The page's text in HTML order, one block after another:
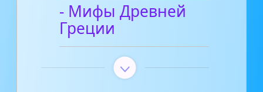
- Мифы Древней
Греции